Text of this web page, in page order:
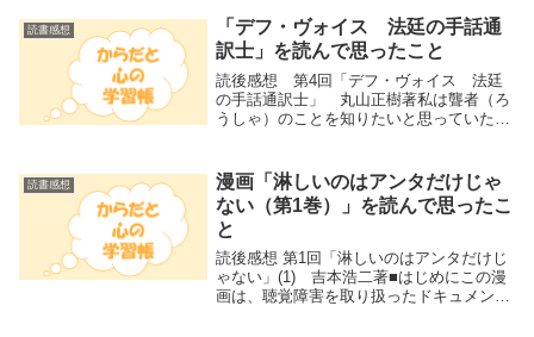
はアンタだけじゃない（第1巻）」を読ん
で思...
読書感想
「デフ・ヴォイス 法廷の手話通
訳士」を読んで思ったこと
読後感想 第4回「デフ・ヴォイス 法廷
の手話通訳士」 丸山正樹著私は聾者（ろ
うしゃ）のことを知りたいと思っていた。
ーマにしたミステリー小説なのだが、ミス
テリーよりも...
読書感想
漫画「淋しいのはアンタだけじゃ
ない（第1巻）」を読んで思ったこ
と
読後感想 第1回「淋しいのはアンタだけじ
ゃない」(1) 吉本浩二著■はじめにこの漫
画は、聴覚障害を取り扱ったドキュメンタ